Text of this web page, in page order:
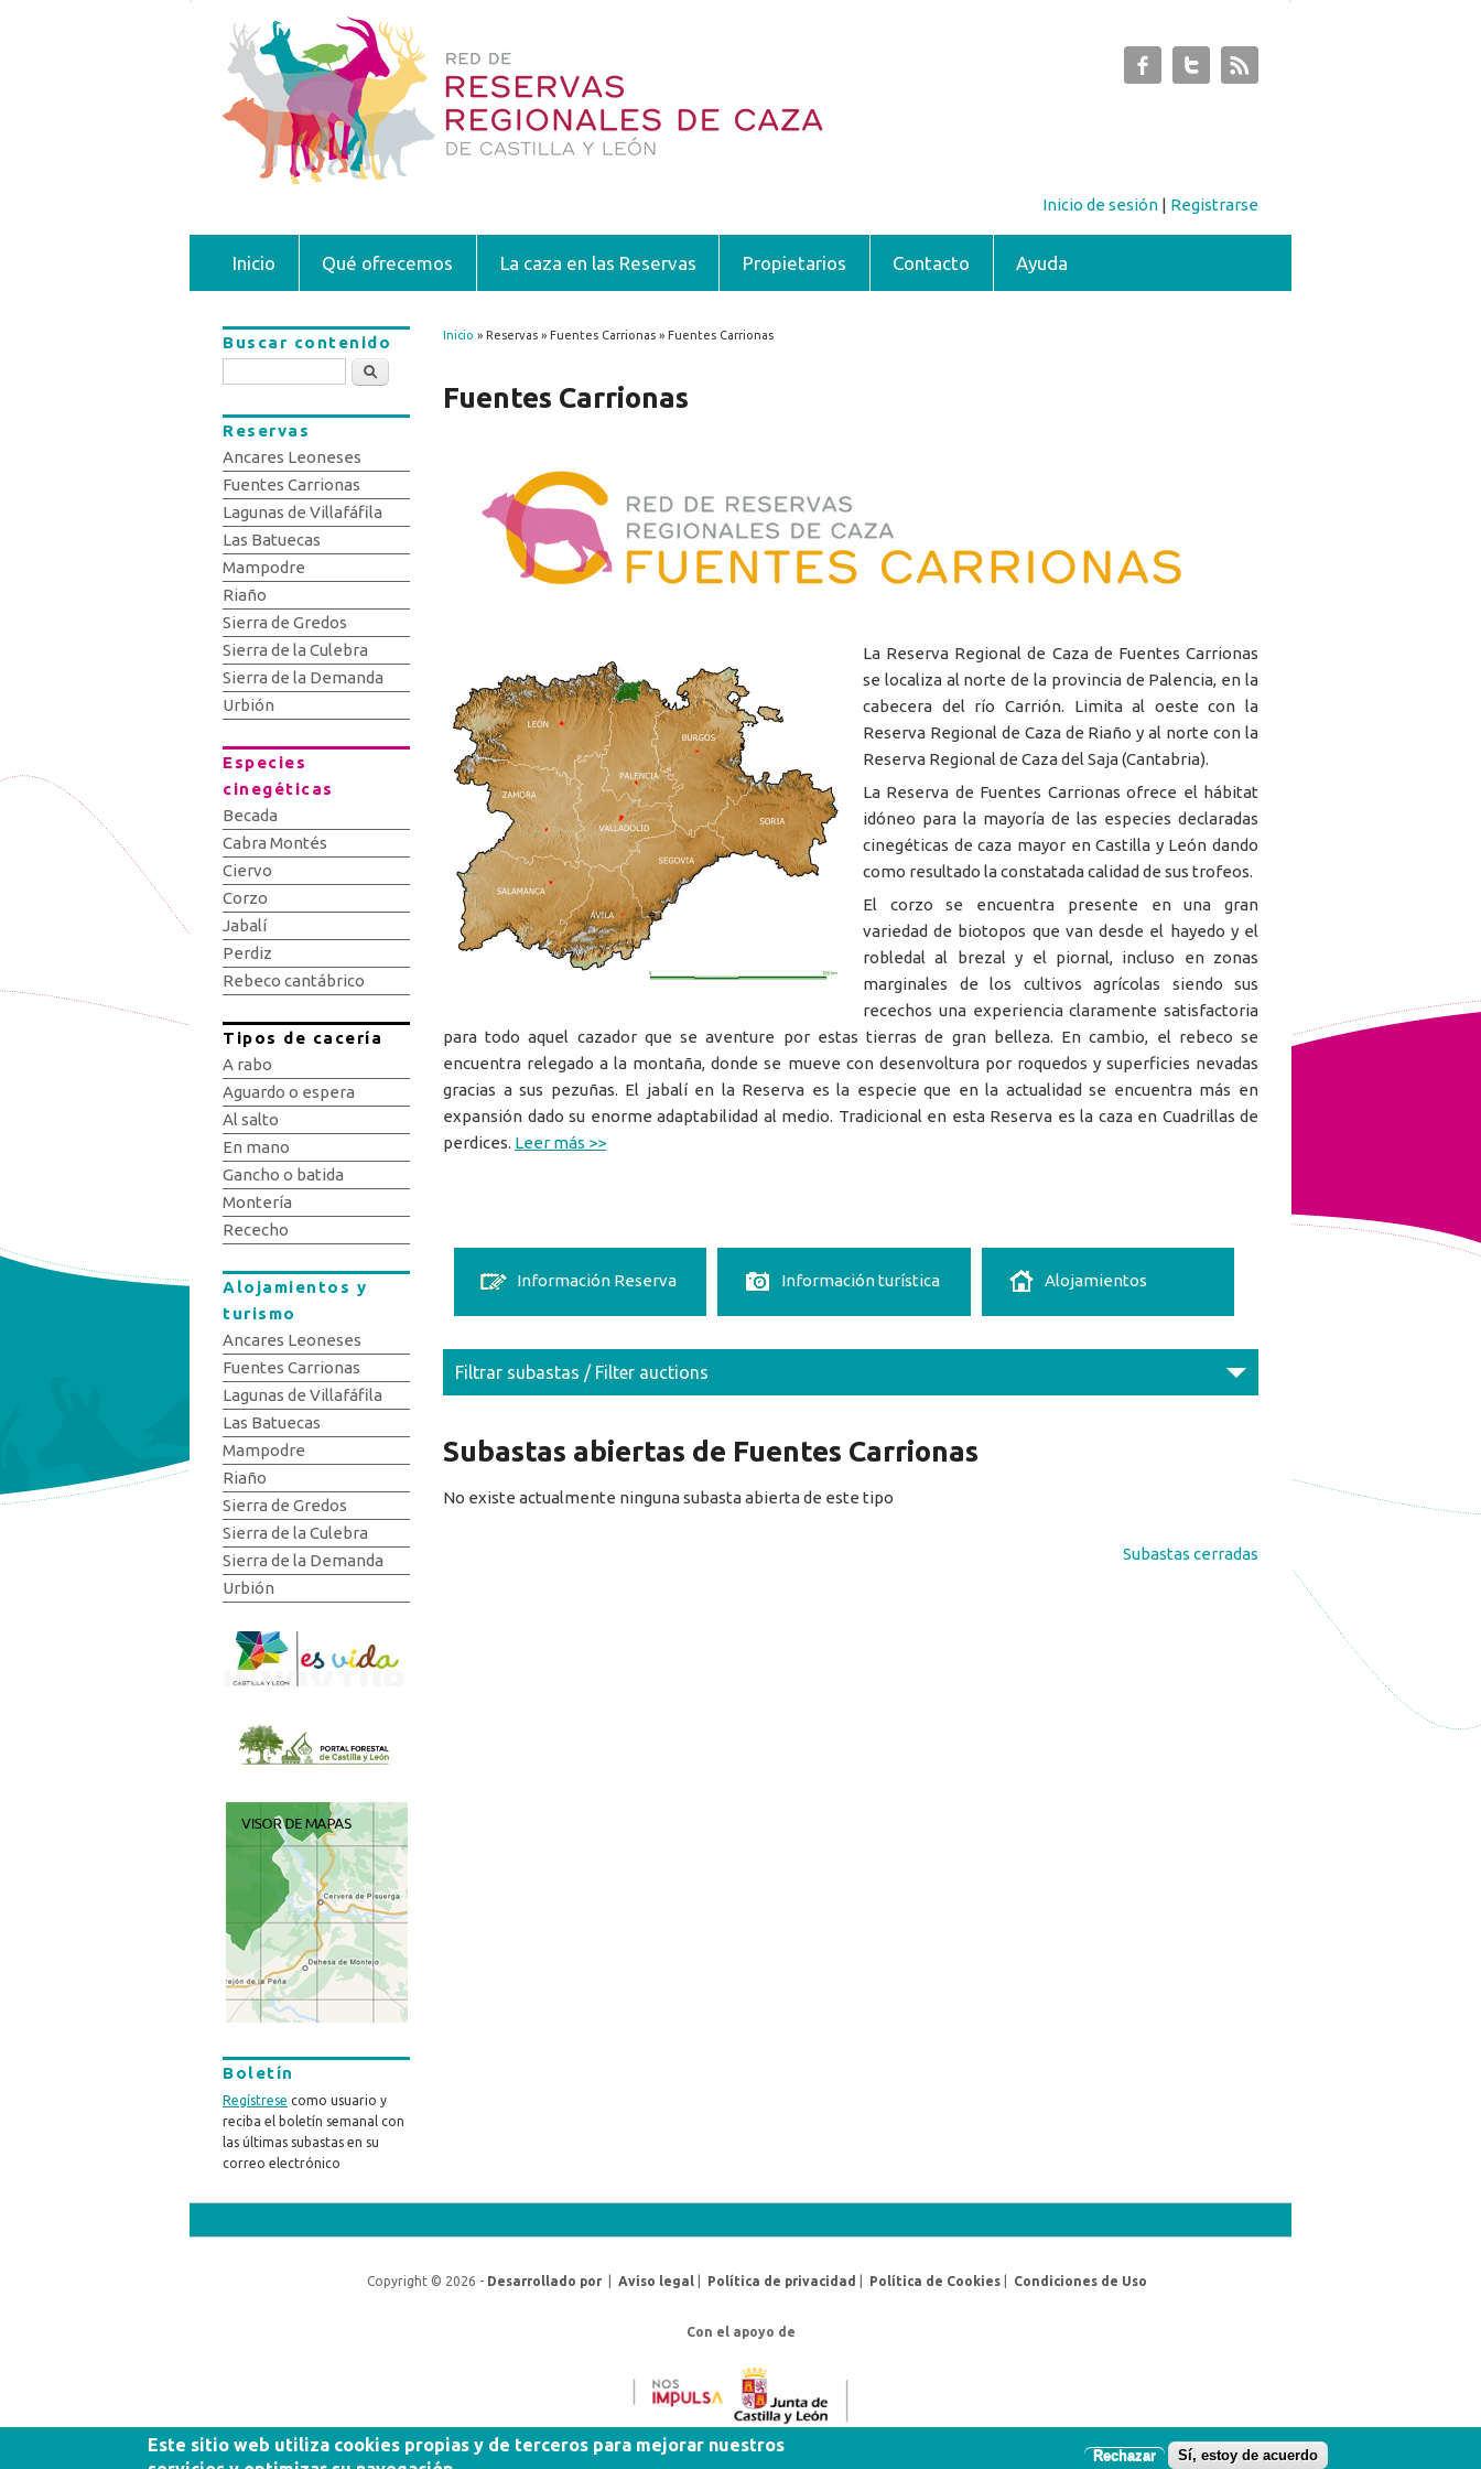
Inicio de sesión | Registrarse
Inicio Qué ofrecemos La caza en las Reservas Propietarios Contacto Ayuda
Se encuentra usted aquí
Inicio » Reservas » Fuentes Carrionas » Fuentes Carrionas
Fuentes Carrionas
La Reserva Regional de Caza de Fuentes Carrionas
se localiza al norte de la provincia de Palencia, en la
cabecera del río Carrión. Limita al oeste con la
Reserva Regional de Caza de Riaño y al norte con la
Reserva Regional de Caza del Saja (Cantabria).
La Reserva de Fuentes Carrionas ofrece el hábitat
idóneo para la mayoría de las especies declaradas
cinegéticas de caza mayor en Castilla y León dando
como resultado la constatada calidad de sus trofeos.
El corzo se encuentra presente en una gran
variedad de biotopos que van desde el hayedo y el
robledal al brezal y el piornal, incluso en zonas
marginales de los cultivos agrícolas siendo sus
recechos una experiencia claramente satisfactoria
para todo aquel cazador que se aventure por estas tierras de gran belleza. En cambio, el rebeco se
encuentra relegado a la montaña, donde se mueve con desenvoltura por roquedos y superficies nevadas
gracias a sus pezuñas. El jabalí en la Reserva es la especie que en la actualidad se encuentra más en
expansión dado su enorme adaptabilidad al medio. Tradicional en esta Reserva es la caza en Cuadrillas de
perdices. Leer más >>
Información Reserva Información turística Alojamientos
Filtrar subastas / Filter auctions
Subastas abiertas de Fuentes Carrionas
No existe actualmente ninguna subasta abierta de este tipo
Subastas cerradas
Buscar contenido
Buscar
Reservas
Ancares Leoneses
Fuentes Carrionas
Lagunas de Villafáfila
Las Batuecas
Mampodre
Riaño
Sierra de Gredos
Sierra de la Culebra
Sierra de la Demanda
Urbión
Especies
cinegéticas
Becada
Cabra Montés
Ciervo
Corzo
Jabalí
Perdiz
Rebeco cantábrico
Tipos de cacería
A rabo
Aguardo o espera
Al salto
En mano
Gancho o batida
Montería
Rececho
Alojamientos y
turismo
Ancares Leoneses
Fuentes Carrionas
Lagunas de Villafáfila
Las Batuecas
Mampodre
Riaño
Sierra de Gredos
Sierra de la Culebra
Sierra de la Demanda
Urbión
Boletín
Regístrese como usuario y
reciba el boletín semanal con
las últimas subastas en su
correo electrónico
Copyright © 2026 - Desarrollado por| Aviso legal Política de privacidad Política de Cookies| Condiciones de Uso
Con el apoyo de
Este sitio web utiliza cookies propias y de terceros para mejorar nuestros
Rechazar Sí, estoy de acuerdo